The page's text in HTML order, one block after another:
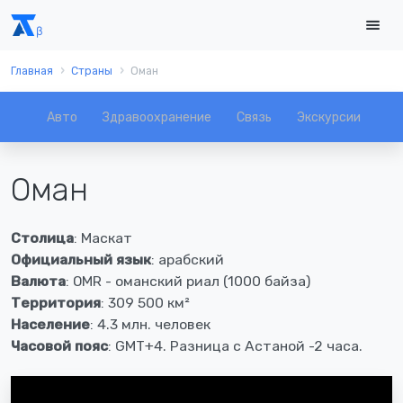
Главная Страны Оман
Авто Здравоохранение Связь Экскурсии
Оман
Столица: Маскат
Официальный язык: арабский
Валюта: OMR - оманский риал (1000 байза)
Территория: 309 500 км²
Население: 4.3 млн. человек
Часовой пояс: GMT+4. Разница с Астаной -2 часа.